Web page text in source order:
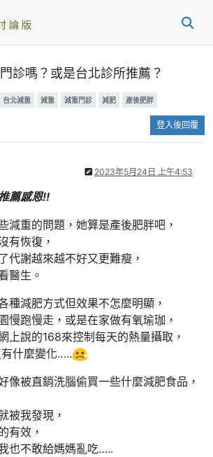
診嗎？或是台北診所推薦？
台北減重 減重 減重門診 減肥 產後肥胖
登入後回覆
2023年5月24日 上午4:53
薦感恩!!
減重的問題，她算是產後肥胖吧，
有恢復，
代謝越來越不好又更難瘦，
醫生。
種減肥方式但效果不怎麼明顯，
慢跑慢走，或是在家做有氧瑜珈，
上說的168來控制每天的熱量攝取，
什麼變化…..
像被直銷洗腦偷買一些什麼減肥食品，
被我發現，
有效，
也不敢給媽媽亂吃…..